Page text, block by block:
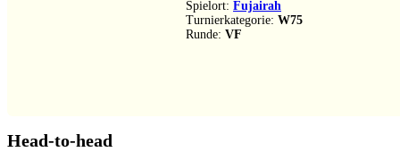
Spielort: Fujairah
Turnierkategorie: W75
Runde: VF
Head-to-head